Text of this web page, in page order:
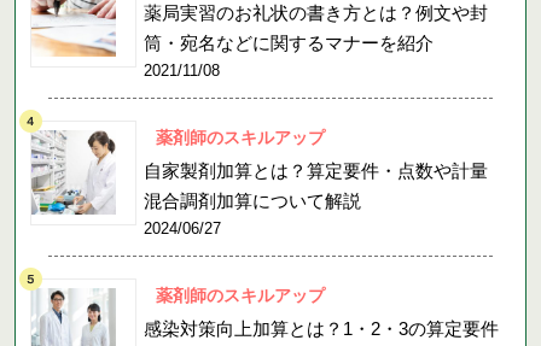
薬局実習のお礼状の書き方とは？例文や封
筒・宛名などに関するマナーを紹介
2021/11/08
薬剤師のスキルアップ
自家製剤加算とは？算定要件・点数や計量
混合調剤加算について解説
2024/06/27
薬剤師のスキルアップ
感染対策向上加算とは？1・2・3の算定要件